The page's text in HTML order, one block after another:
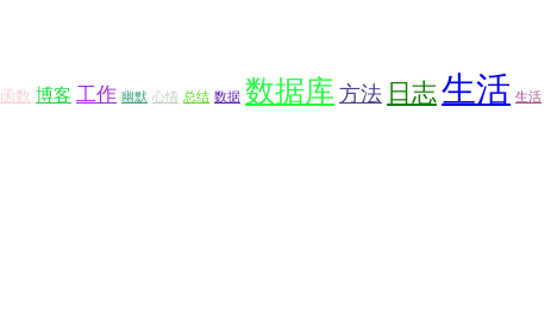
函数 博客 工作 幽默 心情 总结 数据 数据库 方法 日志生活 生活